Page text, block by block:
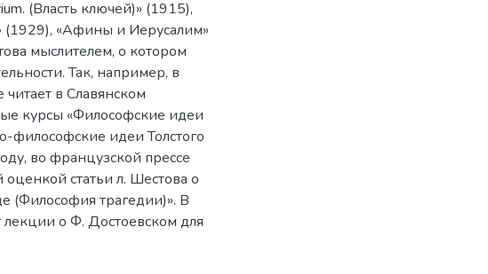
(Власть ключей)» (1915),
(1929), «Афины и Иерусалим»
мыслителем, о котором
Так, например, в
в Славянском
курсы «Философские идеи
философские идеи Толстого
во французской прессе
статьи л. Шестова о
(Философия трагедии)». В
о Ф. Достоевском для